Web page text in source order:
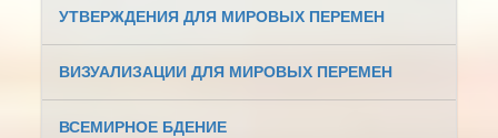
УТВЕРЖДЕНИЯ ДЛЯ МИРОВЫХ ПЕРЕМЕН
ВИЗУАЛИЗАЦИИ ДЛЯ МИРОВЫХ ПЕРЕМЕН
ВСЕМИРНОЕ БДЕНИЕ